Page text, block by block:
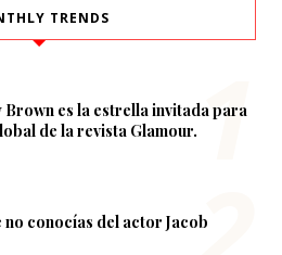
TRENDS
es la estrella invitada para
de la revista Glamour.
no conocías del actor Jacob